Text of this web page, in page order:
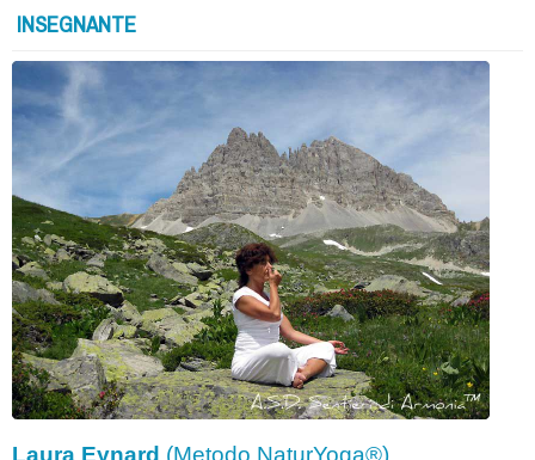
INSEGNANTE
Laura Eynard (Metodo NaturYoga®)